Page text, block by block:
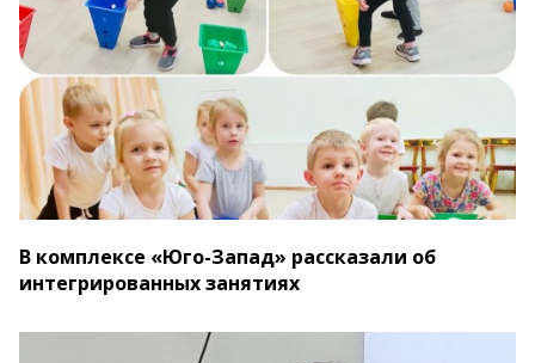
В комплексе «Юго-Запад» рассказали об
интегрированных занятиях